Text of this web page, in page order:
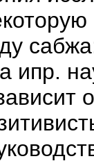
ипр.